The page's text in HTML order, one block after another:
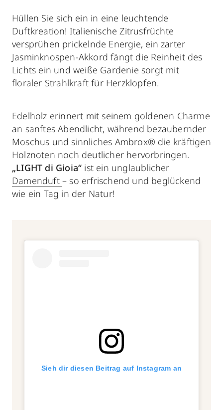
Hüllen Sie sich ein in eine leuchtende
Duftkreation! Italienische Zitrusfrüchte
versprühen prickelnde Energie, ein zarter
Jasminknospen-Akkord fängt die Reinheit des
Lichts ein und weiße Gardenie sorgt mit
floraler Strahlkraft für Herzklopfen.
Edelholz erinnert mit seinem goldenen Charme
an sanftes Abendlicht, während bezaubernder
Moschus und sinnliches Ambrox® die kräftigen
Holznoten noch deutlicher hervorbringen.
„LIGHT di Gioia“ ist ein unglaublicher
Damenduft – so erfrischend und beglückend
wie ein Tag in der Natur!
Sieh dir diesen Beitrag auf Instagram an